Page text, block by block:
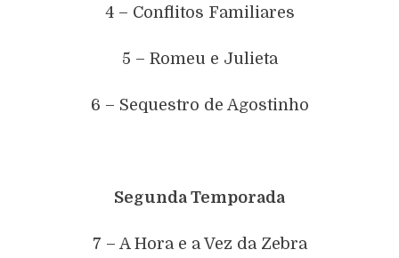
4 – Conflitos Familiares
5 – Romeu e Julieta
6 – Sequestro de Agostinho
Segunda Temporada
7 – A Hora e a Vez da Zebra